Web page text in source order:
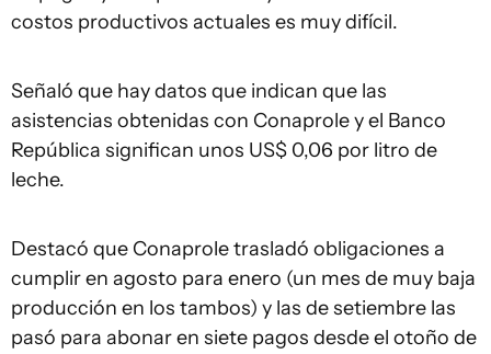
costos productivos actuales es muy difícil.
Señaló que hay datos que indican que las
asistencias obtenidas con Conaprole y el Banco
República significan unos US$ 0,06 por litro de
leche.
Destacó que Conaprole trasladó obligaciones a
cumplir en agosto para enero (un mes de muy baja
producción en los tambos) y las de setiembre las
pasó para abonar en siete pagos desde el otoño de